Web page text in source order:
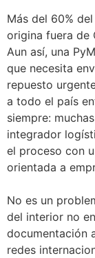
Más del 60%
origina fuera de
Aun así, una
que necesita
repuesto
a todo el país
siempre:
integrador
el proceso con
orientada a
No es un
del interior no
documentación
redes